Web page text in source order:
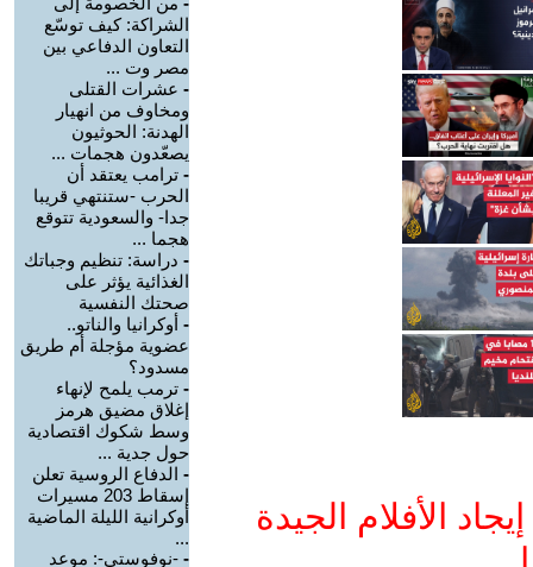
الأفلام الجيدة
الشراكة: كيف توسّع
التعاون الدفاعي بين
مصر وت ...
- عشرات القتلى
ومخاوف من انهيار
الهدنة: الحوثيون
يصعّدون هجمات ...
- ترامب يعتقد أن
الحرب -ستنتهي قريبا
جدا- والسعودية تتوقع
هجما ...
- دراسة: تنظيم وجباتك
الغذائية يؤثر على
صحتك النفسية
- أوكرانيا والناتو..
عضوية مؤجلة أم طريق
مسدود؟
- ترمب يلمح لإنهاء
إغلاق مضيق هرمز
وسط شكوك اقتصادية
حول جدية ...
- الدفاع الروسية تعلن
إسقاط 203 مسيرات
أوكرانية الليلة الماضية
...
- -نوفوستي-: موعد